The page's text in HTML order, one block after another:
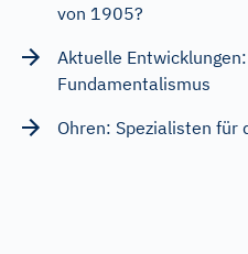
von 1905?
Aktuelle
Fundamentalismus
Ohren: Spezialisten für